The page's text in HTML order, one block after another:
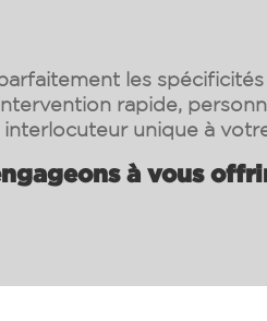
les
rapide,
unique à
à vous